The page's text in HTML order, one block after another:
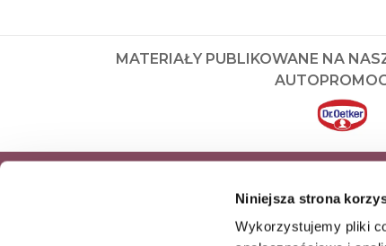
Niniejsza strona
Wykorzystujemy pliki
MATERIAŁY PUBLIKOWANE NA
ZAPISZ SIĘ DO NEWSLETTERA I
NASZE NAJNOWSZE PRODUKTY